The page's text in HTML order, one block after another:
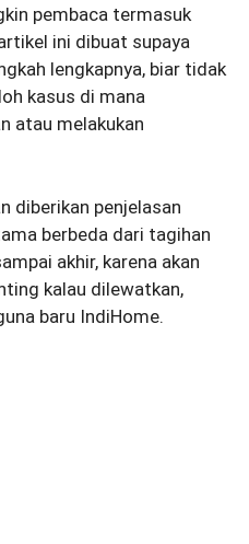
pembaca termasuk
ini dibuat supaya
lengkapnya, biar tidak
kasus di mana
atau melakukan
diberikan penjelasan
berbeda dari tagihan
akhir, karena akan
kalau dilewatkan,
baru IndiHome.